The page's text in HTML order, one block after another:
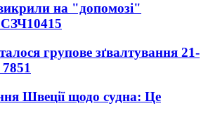
на "допомозі"
СЗЧ10415
групове зґвалтування 21-
7851
Швеції щодо судна: Це